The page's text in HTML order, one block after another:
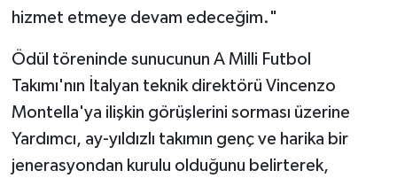
hizmet etmeye devam edeceğim."
Ödül töreninde sunucunun A Milli Futbol
Takımı'nın İtalyan teknik direktörü Vincenzo
Montella'ya ilişkin görüşlerini sorması üzerine
Yardımcı, ay-yıldızlı takımın genç ve harika bir
jenerasyondan kurulu olduğunu belirterek,